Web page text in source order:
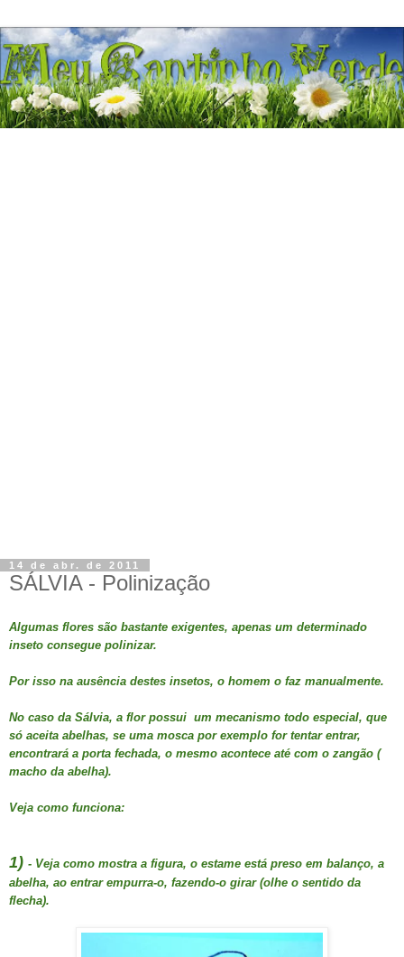
14 de abr. de 2011
SÁLVIA - Polinização
Algumas flores são bastante exigentes, apenas um determinado
inseto consegue polinizar.
Por isso na ausência destes insetos, o homem o faz manualmente.
No caso da Sálvia, a flor possui um mecanismo todo especial, que
só aceita abelhas, se uma mosca por exemplo for tentar entrar,
encontrará a porta fechada, o mesmo acontece até com o zangão (
macho da abelha).
Veja como funciona:
1) - Veja como mostra a figura, o estame está preso em balanço, a
abelha, ao entrar empurra-o, fazendo-o girar (olhe o sentido da
flecha).